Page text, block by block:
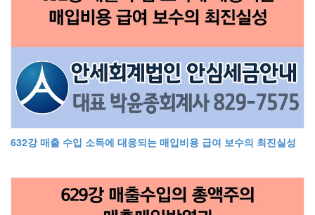
632강 매출 수입 소득에 대응되는 매입비용 급여 보수의 최진실성